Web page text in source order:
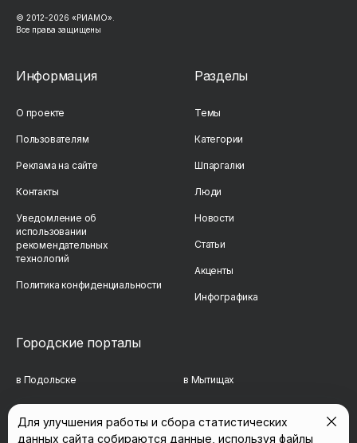
© 2012-2026 «РИАМО».
Все права защищены
Информация
О проекте
Пользователям
Реклама на сайте
Контакты
Уведомление об
использовании
рекомендательных
технологий
Политика конфиденциальности
Разделы
Темы
Категории
Шпаргалки
Люди
Новости
Статьи
Акценты
Инфографика
Городские порталы
в Подольске в Мытищах
в Сергиевом Посаде в Люберцах
Для улучшения работы и сбора статистических
данных сайта собираются данные, используя файлы